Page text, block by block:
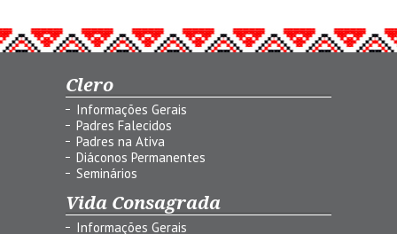
Clero
Informações Gerais
Padres Falecidos
Padres na Ativa
Diáconos Permanentes
Seminários
Vida Consagrada
Informações Gerais